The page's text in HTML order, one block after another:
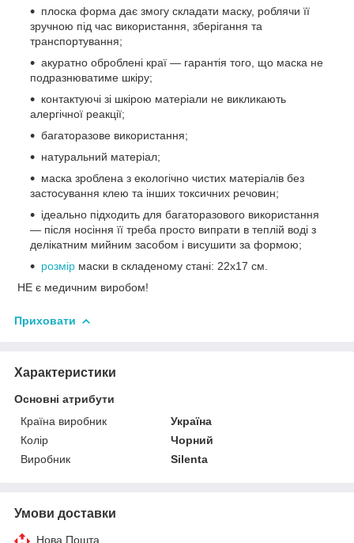
плоска форма дає змогу складати маску, роблячи її
зручною під час використання, зберігання та
транспортування;
акуратно оброблені краї — гарантія того, що маска не
подразнюватиме шкіру;
контактуючі зі шкірою матеріали не викликають
алергічної реакції;
багаторазове використання;
натуральний матеріал;
маска зроблена з екологічно чистих матеріалів без
застосування клею та інших токсичних речовин;
ідеально підходить для багаторазового використання
— після носіння її треба просто випрати в теплій воді з
делікатним мийним засобом і висушити за формою;
розмір маски в складеному стані: 22x17 см.
НЕ є медичним виробом!
Приховати
Характеристики
Основні атрибути
Країна виробник
Україна
Колір
Чорний
Виробник
Silenta
Умови доставки
Нова Пошта